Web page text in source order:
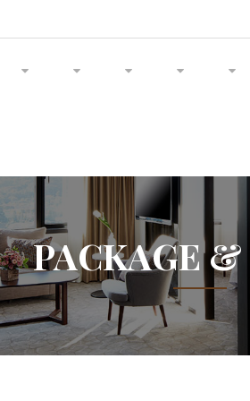
PACKAGE